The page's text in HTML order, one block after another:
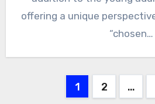
offering a unique
“chosen…
Paginasi
1 2 …